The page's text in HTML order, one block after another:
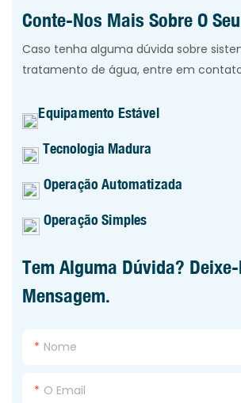
Conte-Nos Mais Sobre O
Caso tenha alguma dúvida sobre
tratamento de água, entre em contato
Equipamento Estável
Tecnologia Madura
Operação Automatizada
Operação Simples
Tem Alguma Dúvida?
Mensagem.
Nome
O Email